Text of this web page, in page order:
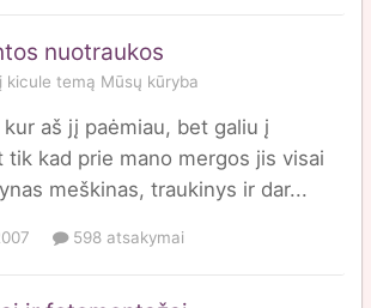
nuotraukos
kicule temą Mūsų kūryba
aš jį paėmiau, bet galiu į
tik kad prie mano mergos jis visai
meškinas, traukinys ir dar...
598 atsakymai